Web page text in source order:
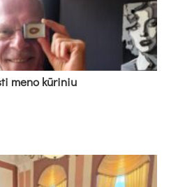
me­no kū­ri­niu